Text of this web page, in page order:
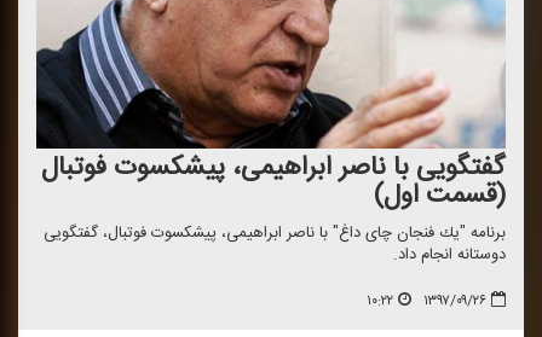
گفتگویی با ناصر ابراهیمی، پیشكسوت فوتبال
(قسمت اول)
برنامه "یك فنجان چای داغ" با ناصر ابراهیمی، پیشكسوت فوتبال، گفتگویی
دوستانه انجام داد.
۱۳۹۷/۰۹/۲۶ ۱۰:۲۲